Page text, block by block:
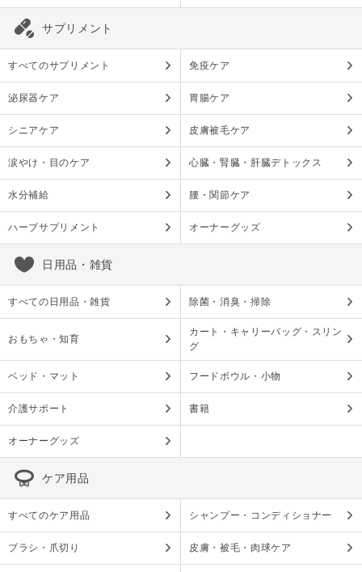
サプリメント
すべてのサプリメント 免疫ケア
泌尿器ケア 胃腸ケア
シニアケア 皮膚被毛ケア
涙やけ・目のケア 心臓・腎臓・肝臓デトックス
水分補給 腰・関節ケア
ハーブサプリメント オーナーグッズ
日用品・雑貨
すべての日用品・雑貨 除菌・消臭・掃除
おもちゃ・知育
カート・キャリーバッグ・スリン
グ
ベッド・マット フードボウル・小物
介護サポート 書籍
オーナーグッズ
ケア用品
すべてのケア用品 シャンプー・コンディショナー
ブラシ・爪切り 皮膚・被毛・肉球ケア